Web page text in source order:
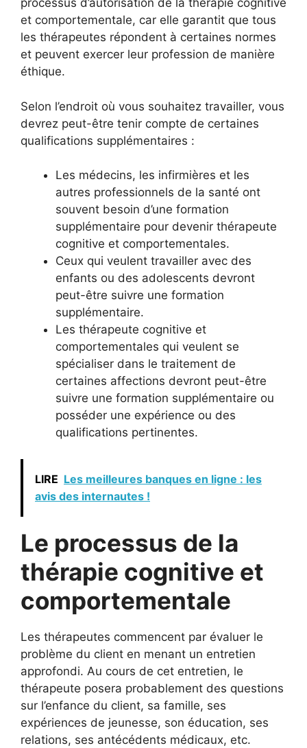
processus d’autorisation de la thérapie cognitive
et comportementale, car elle garantit que tous
les thérapeutes répondent à certaines normes
et peuvent exercer leur profession de manière
éthique.
Selon l’endroit où vous souhaitez travailler, vous
devrez peut-être tenir compte de certaines
qualifications supplémentaires :
Les médecins, les infirmières et les
autres professionnels de la santé ont
souvent besoin d’une formation
supplémentaire pour devenir thérapeute
cognitive et comportementales.
Ceux qui veulent travailler avec des
enfants ou des adolescents devront
peut-être suivre une formation
supplémentaire.
Les thérapeute cognitive et
comportementales qui veulent se
spécialiser dans le traitement de
certaines affections devront peut-être
suivre une formation supplémentaire ou
posséder une expérience ou des
qualifications pertinentes.
LIRE Les meilleures banques en ligne : les
avis des internautes !
Le processus de la
thérapie cognitive et
comportementale
Les thérapeutes commencent par évaluer le
problème du client en menant un entretien
approfondi. Au cours de cet entretien, le
thérapeute posera probablement des questions
sur l’enfance du client, sa famille, ses
expériences de jeunesse, son éducation, ses
relations, ses antécédents médicaux, etc.